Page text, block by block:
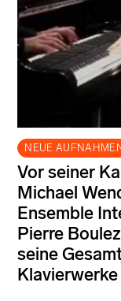
NEUE
Vor seiner
Michael
Ensemble
Pierre
seine